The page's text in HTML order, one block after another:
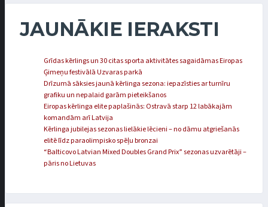
JAUNĀKIE IERAKSTI
Grīdas kērlings un 30 citas sporta aktivitātes sagaidāmas Eiropas
Ģimeņu festivālā Uzvaras parkā
Drīzumā sāksies jaunā kērlinga sezona: iepazīsties ar turnīru
grafiku un nepalaid garām pieteikšanos
Eiropas kērlinga elite paplašinās: Ostravā starp 12 labākajām
komandām arī Latvija
Kērlinga jubilejas sezonas lielākie lēcieni – no dāmu atgriešanās
elitē līdz paraolimpisko spēļu bronzai
“Balticovo Latvian Mixed Doubles Grand Prix” sezonas uzvarētāji –
pāris no Lietuvas